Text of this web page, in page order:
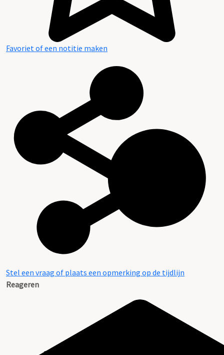
Favoriet of een notitie maken
Stel een vraag of plaats een opmerking op de tijdlijn
Reageren